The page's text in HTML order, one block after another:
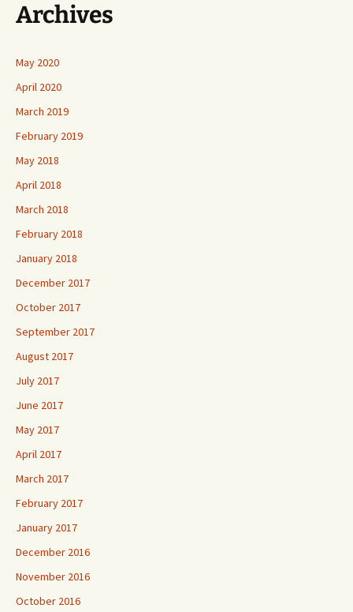
Archives
May 2020
April 2020
March 2019
February 2019
May 2018
April 2018
March 2018
February 2018
January 2018
December 2017
October 2017
September 2017
August 2017
July 2017
June 2017
May 2017
April 2017
March 2017
February 2017
January 2017
December 2016
November 2016
October 2016